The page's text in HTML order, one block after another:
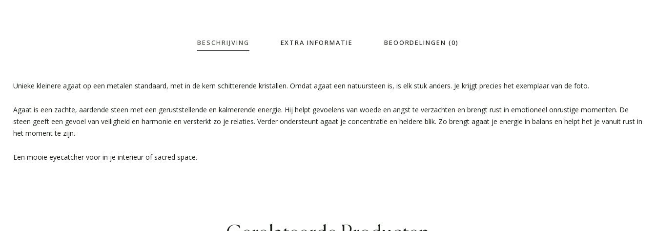
BESCHRIJVING EXTRA INFORMATIE BEOORDELINGEN (0)
Unieke kleinere agaat op een metalen standaard, met in de kern schitterende kristallen. Omdat agaat een natuursteen is, is elk stuk anders. Je krijgt precies het exemplaar van de foto.
Agaat is een zachte, aardende steen met een geruststellende en kalmerende energie. Hij helpt gevoelens van woede en angst te verzachten en brengt rust in emotioneel onrustige momenten. De
steen geeft een gevoel van veiligheid en harmonie en versterkt zo je relaties. Verder ondersteunt agaat je concentratie en heldere blik. Zo brengt agaat je energie in balans en helpt het je vanuit rust in
het moment te zijn.
Een mooie eyecatcher voor in je interieur of sacred space.